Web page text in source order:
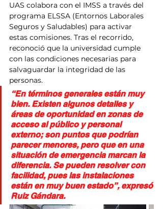
UAS colabora con el IMSS a través del
programa ELSSA (Entornos Laborales
Seguros y Saludables) para activar
estas comisiones. Tras el recorrido,
reconoció que la universidad cumple
con las condiciones necesarias para
salvaguardar la integridad de las
personas.
“En términos generales están muy
bien. Existen algunos detalles y
áreas de oportunidad en zonas de
acceso al público y personal
externo; son puntos que podrían
parecer menores, pero que en una
situación de emergencia marcan la
diferencia. Se pueden resolver con
facilidad, pues las instalaciones
están en muy buen estado”, expresó
Ruiz Gándara.